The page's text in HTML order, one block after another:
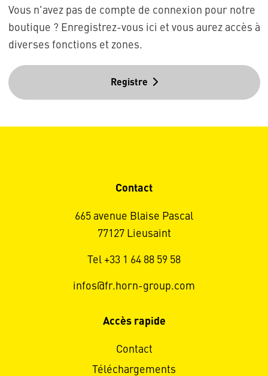
Vous n'avez pas de compte de connexion pour notre
boutique ? Enregistrez-vous ici et vous aurez accès à
diverses fonctions et zones.
Registre
Contact
665 avenue Blaise Pascal
77127 Lieusaint
Tel +33 1 64 88 59 58
infos@fr.horn-group.com
Accès rapide
Contact
Téléchargements